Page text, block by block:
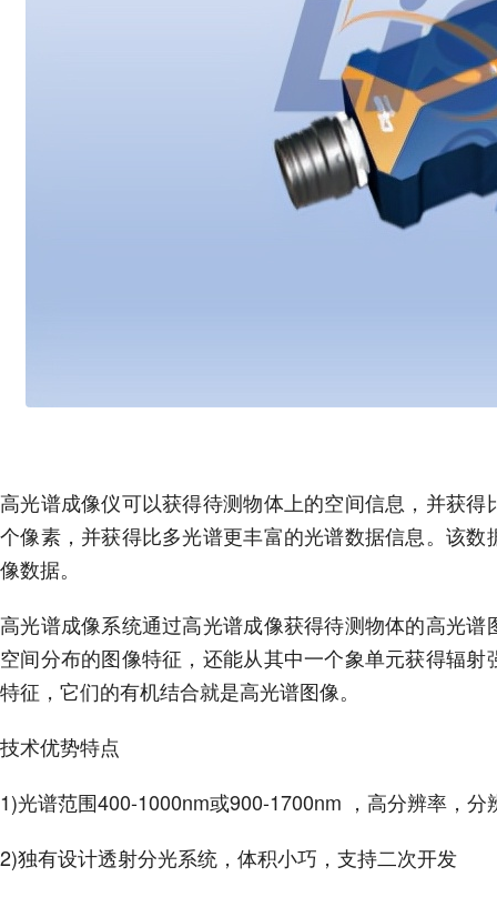
高光谱成像仪可以获得待测物体上的空间信息，并获
个像素，并获得比多光谱更丰富的光谱数据信息。该
像数据。
高光谱成像系统通过高光谱成像获得待测物体的高光
空间分布的图像特征，还能从其中一个象单元获得辐
特征，它们的有机结合就是高光谱图像。
技术优势特点
1)光谱范围400-1000nm或900-1700nm ，高分辨率，分
2)独有设计透射分光系统，体积小巧，支持二次开发